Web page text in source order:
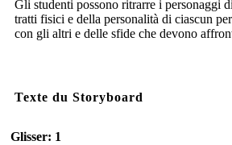
Gli studenti possono ritrarre i personaggi
tratti fisici e della personalità di ciascun
con gli altri e delle sfide che devono
Texte du Storyboard
Glisser: 1